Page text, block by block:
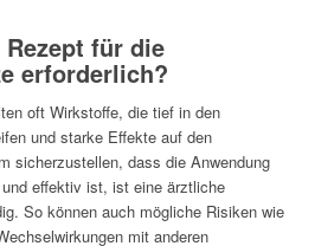
für die
erforderlich?
oft Wirkstoffe, die tief in den
und starke Effekte auf den
sicherzustellen, dass die Anwendung
effektiv ist, ist eine ärztliche
So können auch mögliche Risiken wie
mit anderen